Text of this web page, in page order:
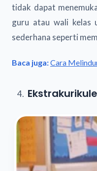
tidak dapat
guru atau wali kelas
sederhana seperti
Baca juga:Cara